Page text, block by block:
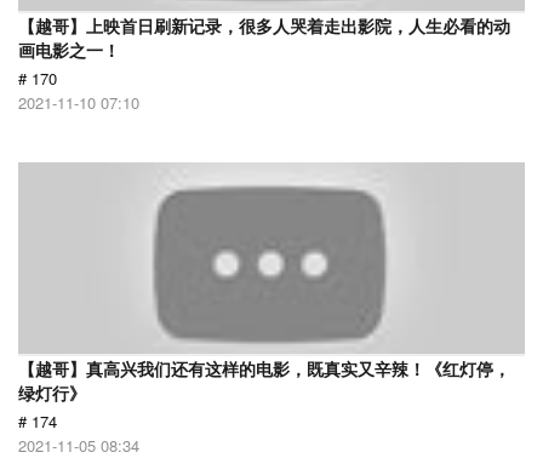
【越哥】上映首日刷新记录，很多人哭着走出影院，人生必看的动
画电影之一！
# 170
2021-11-10 07:10
【越哥】真高兴我们还有这样的电影，既真实又辛辣！《红灯停，
绿灯行》
# 174
2021-11-05 08:34